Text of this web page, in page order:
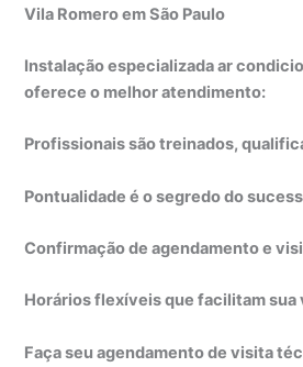
Vila Romero em São Paulo
Instalação especializada ar
oferece o melhor atendimento:
Profissionais são treinados,
Pontualidade é o segredo do
Confirmação de agendamento e
Horários flexíveis que facilitam sua
Faça seu agendamento de visita